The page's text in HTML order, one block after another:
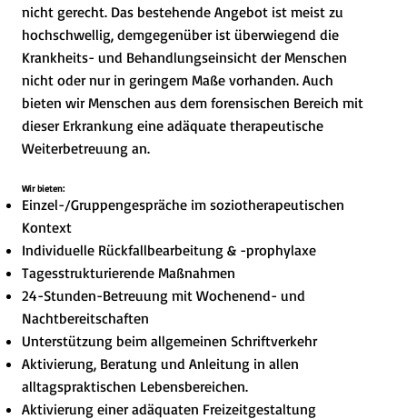
nicht gerecht. Das bestehende Angebot ist meist zu
hochschwellig, demgegenüber ist überwiegend die
Krankheits- und Behandlungseinsicht der Menschen
nicht oder nur in geringem Maße vorhanden. Auch
bieten wir Menschen aus dem forensischen Bereich mit
dieser Erkrankung eine adäquate therapeutische
Weiterbetreuung an.
Wir bieten:
Einzel-/Gruppengespräche im soziotherapeutischen
Kontext
Individuelle Rückfallbearbeitung & -prophylaxe
Tagesstrukturierende Maßnahmen
24-Stunden-Betreuung mit Wochenend- und
Nachtbereitschaften
Unterstützung beim allgemeinen Schriftverkehr
Aktivierung, Beratung und Anleitung in allen
alltagspraktischen Lebensbereichen.
Aktivierung einer adäquaten Freizeitgestaltung